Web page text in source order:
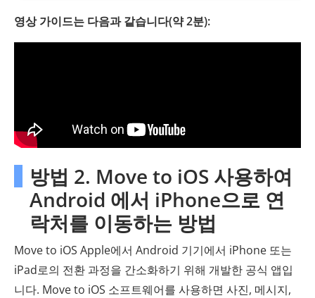
영상 가이드는 다음과 같습니다(약 2분):
방법 2. Move to iOS 사용하여
Android 에서 iPhone으로 연
락처를 이동하는 방법
Move to iOS Apple에서 Android 기기에서 iPhone 또는
iPad로의 전환 과정을 간소화하기 위해 개발한 공식 앱입
니다. Move to iOS 소프트웨어를 사용하면 사진, 메시지,